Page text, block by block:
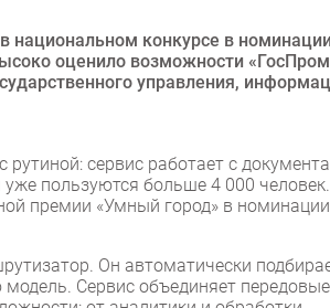
Инновации
CIO/Управление ИТ
национальном конкурсе в номинации
оценило возможности
управления,
сервис работает с
пользуются больше 4 000
премии «Умный город» в номинации
Он автоматически
Сервис объединяет передовые